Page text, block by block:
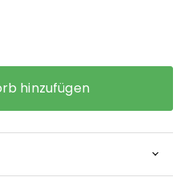
hinzufügen